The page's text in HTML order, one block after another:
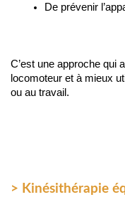
De prévenir
C’est une approche qui
locomoteur et à mieux
ou au travail.
> Kinésithérapie